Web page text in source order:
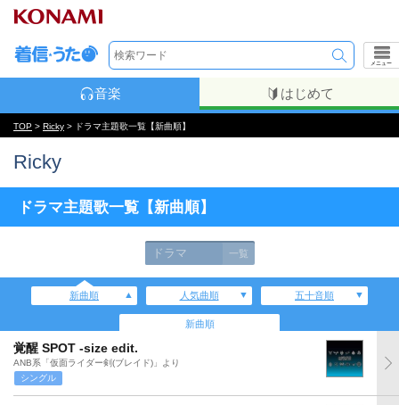
メニュー
音楽 はじめて
TOP > Ricky > ドラマ主題歌一覧【新曲順】
Ricky
ドラマ主題歌一覧【新曲順】
ドラマ 一覧
新曲順 人気曲順 五十音順
新曲順
覚醒 SPOT -size edit.
ANB系「仮面ライダー剣(ブレイド)」より
シングル